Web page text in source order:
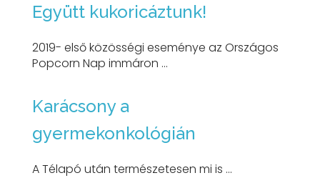
Együtt kukoricáztunk!
2019- első közösségi eseménye az Országos
Popcorn Nap immáron ...
Karácsony a
gyermekonkológián
A Télapó után természetesen mi is ...